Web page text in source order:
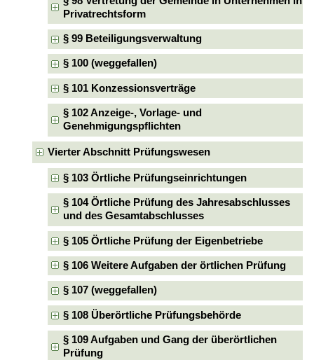
Privatrechtsform
§ 99 Beteiligungsverwaltung
§ 100 (weggefallen)
§ 101 Konzessionsverträge
§ 102 Anzeige-, Vorlage- und
Genehmigungspflichten
Vierter Abschnitt Prüfungswesen
§ 103 Örtliche Prüfungseinrichtungen
§ 104 Örtliche Prüfung des Jahresabschlusses
und des Gesamtabschlusses
§ 105 Örtliche Prüfung der Eigenbetriebe
§ 106 Weitere Aufgaben der örtlichen Prüfung
§ 107 (weggefallen)
§ 108 Überörtliche Prüfungsbehörde
§ 109 Aufgaben und Gang der überörtlichen
Prüfung